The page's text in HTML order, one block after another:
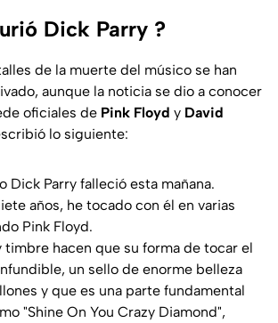
Dick Parry ?
de la muerte del músico se han
aunque la noticia se dio a conocer
oficiales de Pink Floyd y David
lo siguiente:
Dick Parry falleció esta mañana.
años, he tocado con él en varias
Pink Floyd.
timbre hacen que su forma de tocar el
un sello de enorme belleza
y que es una parte fundamental
"Shine On You Crazy Diamond",